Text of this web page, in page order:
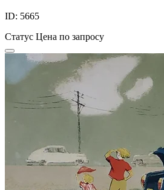
ID: 5665
Статус Цена по запросу